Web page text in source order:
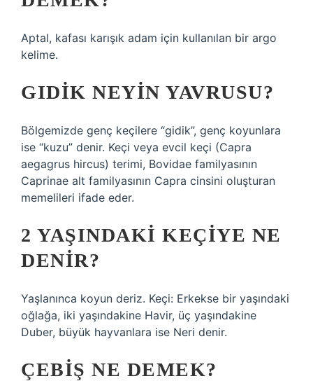
Aptal, kafası karışık adam için kullanılan bir argo
kelime.
GIDIK NEYIN YAVRUSU?
Bölgemizde genç keçilere “gidik”, genç koyunlara
ise “kuzu” denir. Keçi veya evcil keçi (Capra
aegagrus hircus) terimi, Bovidae familyasının
Caprinae alt familyasının Capra cinsini oluşturan
memelileri ifade eder.
2 YAŞINDAKI KEÇIYE NE
DENIR?
Yaşlanınca koyun deriz. Keçi: Erkekse bir yaşındaki
oğlağa, iki yaşındakine Havir, üç yaşındakine
Duber, büyük hayvanlara ise Neri denir.
ÇEBIŞ NE DEMEK?